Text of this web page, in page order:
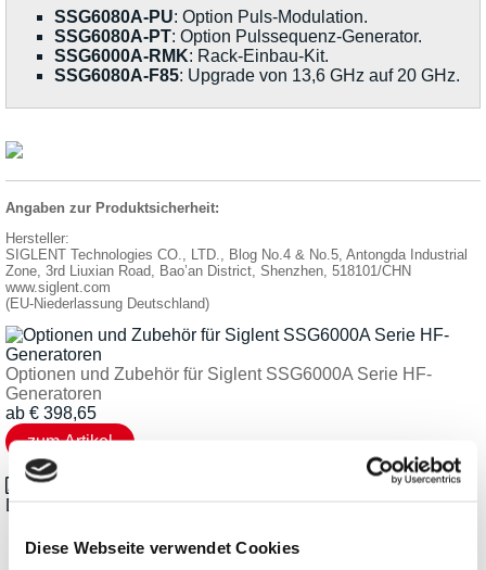
Diese Webseite verwendet Cookies
SSG6080A-PU: Option Puls-Modulation.
SSG6080A-PT: Option Pulssequenz-Generator.
SSG6000A-RMK: Rack-Einbau-Kit.
SSG6080A-F85: Upgrade von 13,6 GHz auf 20 GHz.
Angaben zur Produktsicherheit:
Hersteller:
SIGLENT Technologies CO., LTD., Blog No.4 & No.5, Antongda Industrial
Zone, 3rd Liuxian Road, Bao’an District, Shenzhen, 518101/CHN
www.siglent.com
(EU-Niederlassung Deutschland)
Optionen und Zubehör für Siglent SSG6000A Serie HF-
Generatoren
ab € 398,65
Datasheet_Siglent_SSG6000A_en.pdf